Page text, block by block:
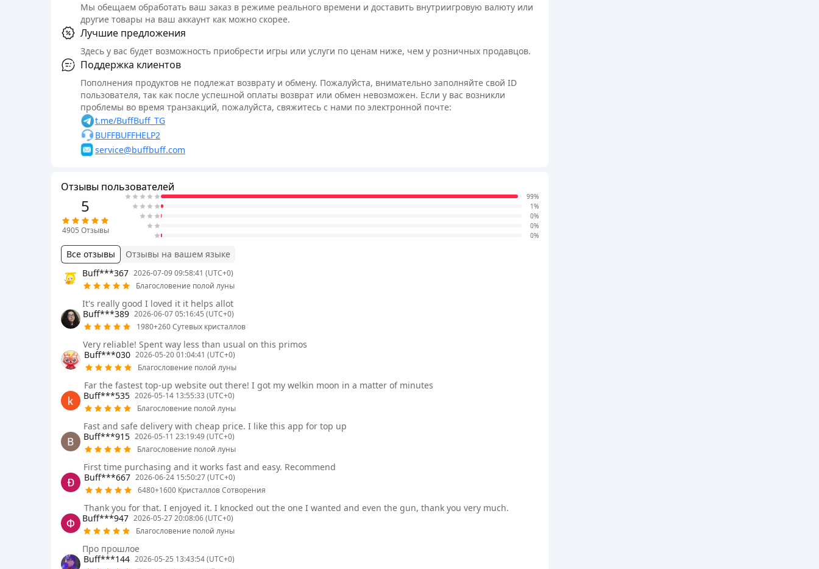
Мы обещаем обработать ваш заказ в режиме реального времени и доставить внутриигровую валюту или
другие товары на ваш аккаунт как можно скорее.
Лучшие предложения
Здесь у вас будет возможность приобрести игры или услуги по ценам ниже, чем у розничных продавцов.
Поддержка клиентов
Пополнения продуктов не подлежат возврату и обмену. Пожалуйста, внимательно заполняйте свой ID
пользователя, так как после успешной оплаты возврат или обмен невозможен. Если у вас возникли
проблемы во время транзакций, пожалуйста, свяжитесь с нами по электронной почте:
t.me/BuffBuff_TG
BUFFBUFFHELP2
service@buffbuff.com
Отзывы пользователей
5
4905 Отзывы
99%
1%
0%
0%
0%
Все отзывы
Отзывы на вашем языке
Buff***367 2026-07-09 09:58:41 (UTC+0)
Благословение полой луны
It's really good I loved it it helps allot
Buff***389 2026-06-07 05:16:45 (UTC+0)
1980+260 Сутевых кристаллов
Very reliable! Spent way less than usual on this primos
Buff***030 2026-05-20 01:04:41 (UTC+0)
Благословение полой луны
Far the fastest top-up website out there! I got my welkin moon in a matter of minutes
Buff***535 2026-05-14 13:55:33 (UTC+0)
Благословение полой луны
Fast and safe delivery with cheap price. I like this app for top up
Buff***915 2026-05-11 23:19:49 (UTC+0)
Благословение полой луны
First time purchasing and it works fast and easy. Recommend
Buff***667 2026-06-24 15:50:27 (UTC+0)
6480+1600 Кристаллов Сотворения
Thank you for that. I enjoyed it. I knocked out the one I wanted and even the gun, thank you very much.
Buff***947 2026-05-27 20:08:06 (UTC+0)
Благословение полой луны
Про прошлое
Buff***144 2026-05-25 13:43:54 (UTC+0)